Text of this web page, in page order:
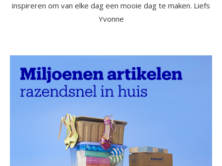
inspireren om van elke dag een mooie dag te maken. Liefs
Yvonne